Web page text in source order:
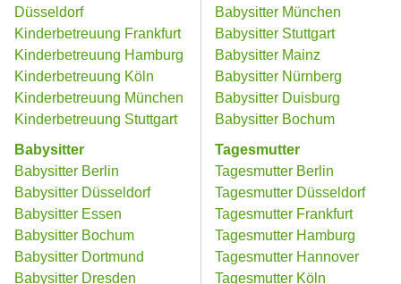
Düsseldorf
Kinderbetreuung Frankfurt
Kinderbetreuung Hamburg
Kinderbetreuung Köln
Kinderbetreuung München
Kinderbetreuung Stuttgart
Babysitter
Babysitter Berlin
Babysitter Düsseldorf
Babysitter Essen
Babysitter Bochum
Babysitter Dortmund
Babysitter Dresden
Babysitter München
Babysitter Stuttgart
Babysitter Mainz
Babysitter Nürnberg
Babysitter Duisburg
Babysitter Bochum
Tagesmutter
Tagesmutter Berlin
Tagesmutter Düsseldorf
Tagesmutter Frankfurt
Tagesmutter Hamburg
Tagesmutter Hannover
Tagesmutter Köln